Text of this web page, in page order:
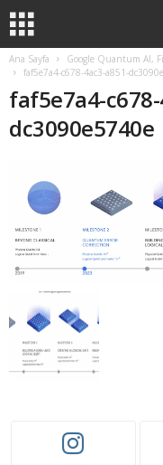
Ana Sayfa
Google Quantum AI,
faf5e7a4-c678-4ac3-a851-
faf5e7a4-
dc3090e5740e